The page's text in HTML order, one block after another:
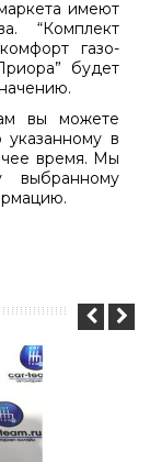
имеют
“Комплект
газо-
будет
вы можете
в
время. Мы
выбранному